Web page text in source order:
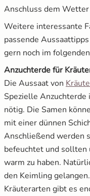
Anschluss dem
Weitere interessante
passende
gern noch im
Anzuchterde für
Die Aussaat von
Spezielle
nötig. Die Samen
mit einer dünnen
Anschließend werden
befeuchtet und sollten
warm zu haben.
den Keimling
Kräuterarten gibt es